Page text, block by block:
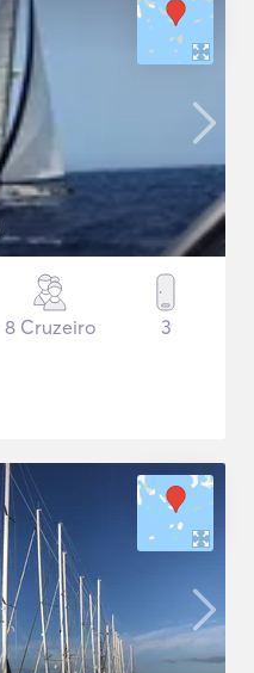
8 Cruzeiro 3